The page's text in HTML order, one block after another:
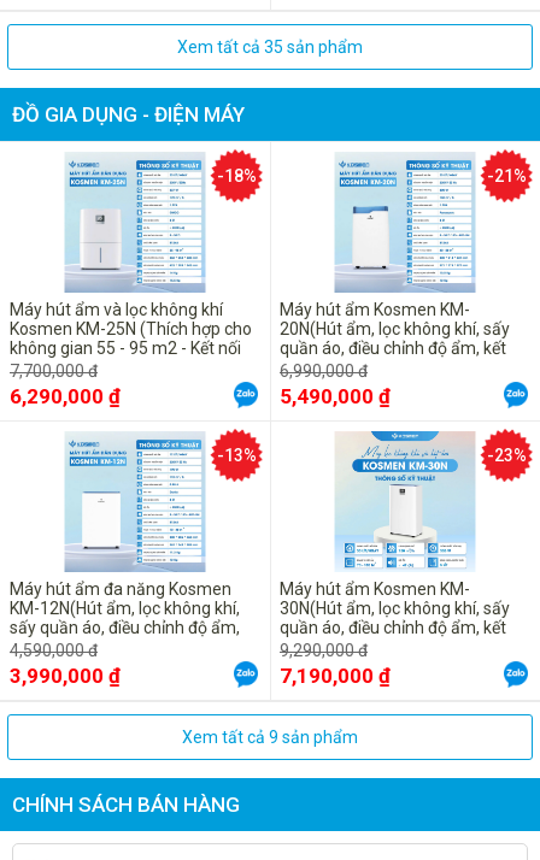
Xem tất cả 35 sản phẩm
ĐỒ GIA DỤNG - ĐIỆN MÁY
Máy hút ẩm và lọc không khí
Kosmen KM-25N (Thích hợp cho
không gian 55 - 95 m2 - Kết nối
Wifi, điều khiển qua App trên điện
thoại - Bảo hành 24 tháng tại
nhà)
7,700,000 đ
6,290,000 ₫
-18%
Máy hút ẩm Kosmen KM-
20N(Hút ẩm, lọc không khí, sấy
quần áo, điều chỉnh độ ẩm, kết
nối Wifi - Chính hãng, Bảo hành
24 tháng tại nhà
6,990,000 đ
5,490,000 ₫
-21%
Máy hút ẩm đa năng Kosmen
KM-12N(Hút ẩm, lọc không khí,
sấy quần áo, điều chỉnh độ ẩm,
kết nối Wifi - Chính hãng, Bảo
hành 24 tháng tại nhà
4,590,000 đ
3,990,000 ₫
-13%
Máy hút ẩm Kosmen KM-
30N(Hút ẩm, lọc không khí, sấy
quần áo, điều chỉnh độ ẩm, kết
nối Wifi - Chính hãng, Bảo hành
24 tháng tại nhà
9,290,000 đ
7,190,000 ₫
-23%
Xem tất cả 9 sản phẩm
CHÍNH SÁCH BÁN HÀNG